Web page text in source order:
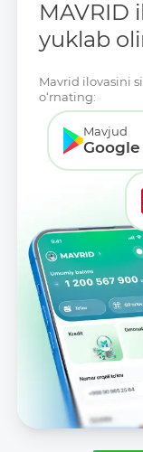
Veb sayt:
JSON:
/uz/
XML:
/uz/
/uz/
Ma'lumot
JSON,
Ma'lumotlar
qoʻshilgan
15.09.2023
MAVRID
yuklab
Mavrid ilovasini
o‘rnating:
Mavjud